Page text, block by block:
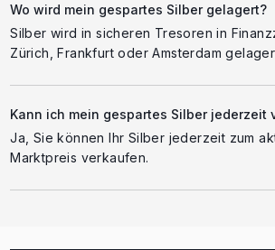
Wo wird mein gespartes Silber gelagert?
Silber wird in sicheren Tresoren in
Zürich, Frankfurt oder Amsterdam
Kann ich mein gespartes Silber jederzeit
Ja, Sie können Ihr Silber jederzeit zum
Marktpreis verkaufen.